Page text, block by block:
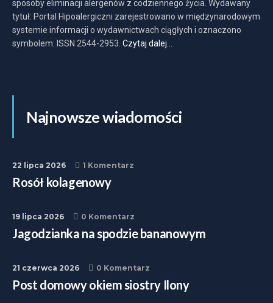
sposoby eliminacji alergenów z codziennego życia. Wydawany
tytuł: Portal Hipoalergiczni zarejestrowano w międzynarodowym
systemie informacji o wydawnictwach ciągłych i oznaczono
symbolem: ISSN 2544-2953. Czytaj dalej…
Najnowsze wiadomości
22 lipca 2026 1 Komentarz
Rosół kolagenowy
19 lipca 2026 0 Komentarz
Jagodzianka na spodzie bananowym
21 czerwca 2026 0 Komentarz
Post domowy okiem siostry Ilony